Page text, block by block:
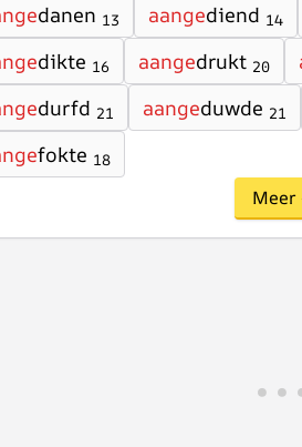
danen 13 aangediend 14
dikte 16 aangedrukt 20
durfd 21 aangeduwde 21
fokte 18